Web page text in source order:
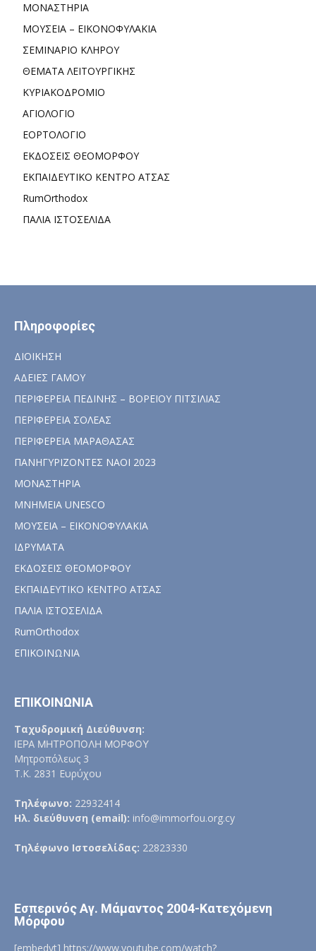
ΜΟΝΑΣΤΗΡΙΑ
ΜΟΥΣΕΙΑ – ΕΙΚΟΝΟΦΥΛΑΚΙΑ
ΣΕΜΙΝΑΡΙΟ ΚΛΗΡΟΥ
ΘΕΜΑΤΑ ΛΕΙΤΟΥΡΓΙΚΗΣ
ΚΥΡΙΑΚΟΔΡΟΜΙΟ
ΑΓΙΟΛΟΓΙΟ
ΕΟΡΤΟΛΟΓΙΟ
ΕΚΔΟΣΕΙΣ ΘΕΟΜΟΡΦΟΥ
ΕΚΠΑΙΔΕΥΤΙΚΟ ΚΕΝΤΡΟ ΑΤΣΑΣ
RumOrthodox
ΠΑΛΙΑ ΙΣΤΟΣΕΛΙΔΑ
Πληροφορίες
ΔΙΟΙΚΗΣΗ
ΑΔΕΙΕΣ ΓΑΜΟΥ
ΠΕΡΙΦΕΡΕΙΑ ΠΕΔΙΝΗΣ – ΒΟΡΕΙΟΥ ΠΙΤΣΙΛΙΑΣ
ΠΕΡΙΦΕΡΕΙΑ ΣΟΛΕΑΣ
ΠΕΡΙΦΕΡΕΙΑ ΜΑΡΑΘΑΣΑΣ
ΠΑΝΗΓΥΡΙΖΟΝΤΕΣ ΝΑΟΙ 2023
ΜΟΝΑΣΤΗΡΙΑ
ΜΝΗΜΕΙΑ UNESCO
ΜΟΥΣΕΙΑ – ΕΙΚΟΝΟΦΥΛΑΚΙΑ
ΙΔΡΥΜΑΤΑ
ΕΚΔΟΣΕΙΣ ΘΕΟΜΟΡΦΟΥ
ΕΚΠΑΙΔΕΥΤΙΚΟ ΚΕΝΤΡΟ ΑΤΣΑΣ
ΠΑΛΙΑ ΙΣΤΟΣΕΛΙΔΑ
RumOrthodox
ΕΠΙΚΟΙΝΩΝΙΑ
ΕΠΙΚΟΙΝΩΝΙΑ
Ταχυδρομική Διεύθυνση:
ΙΕΡΑ ΜΗΤΡΟΠΟΛΗ ΜΟΡΦΟΥ
Μητροπόλεως 3
Τ.Κ. 2831 Ευρύχου
Τηλέφωνο: 22932414
Ηλ. διεύθυνση (email): info@immorfou.org.cy
Τηλέφωνο Ιστοσελίδας: 22823330
Εσπερινός Αγ. Μάμαντος 2004-Κατεχόμενη
Μόρφου
[embedyt] https://www.youtube.com/watch?